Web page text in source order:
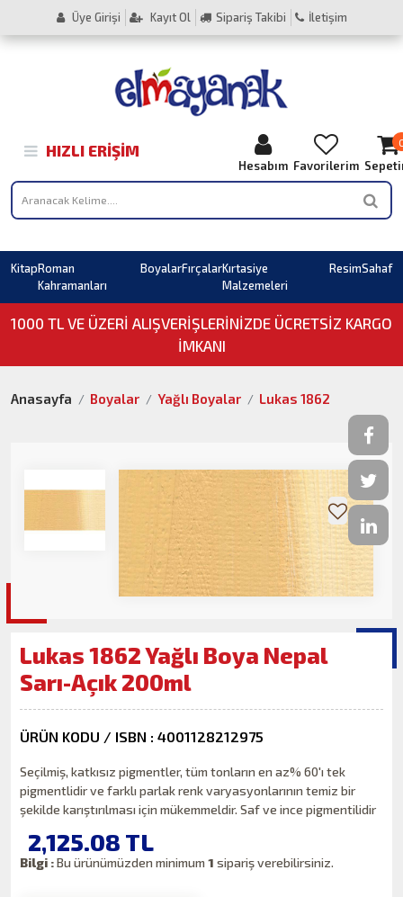
Üye Girişi Kayıt Ol Sipariş Takibi İletişim
HIZLI ERIŞIM
Hesabım Favorilerim
KitapRoman
Kahramanları
BoyalarFırçalarKırtasiye
Malzemeleri
ResimSahaf
1000 TL VE ÜZERI ALIŞVERIŞLERINIZDE ÜCRETSİZ KARGO
İMKANI
Anasayfa Boyalar Yağlı Boyalar Lukas 1862
Lukas 1862 Yağlı Boya Nepal
Sarı-Açık 200ml
ÜRÜN KODU / ISBN : 4001128212975
Seçilmiş, katkısız pigmentler, tüm tonların en az% 60'ı tek
pigmentlidir ve farklı parlak renk varyasyonlarının temiz bir
şekilde karıştırılması için mükemmeldir. Saf ve ince pigmentilidir
2,125.08 TL
Bilgi :Bu ürünümüzden minimum1sipariş verebilirsiniz.